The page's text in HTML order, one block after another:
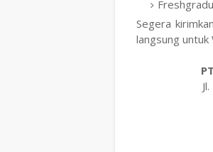
Segera
langsung untuk